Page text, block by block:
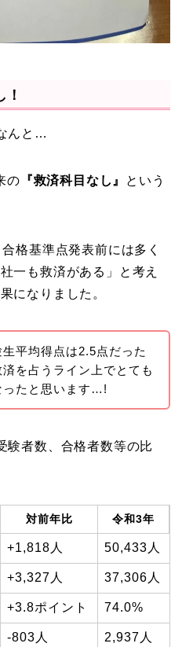
んと…
の 『救済科目なし』
という
格基準点発表前には多く
一も救済がある」と考え
になりました。
平均得点は2.5点だった
を占うライン上でとても
ったと思います…!
験者数、合格者数等の比
対前年比 令和3年
+1,818人 50,433人
+3,327人 37,306人
+3.8ポイント 74.0%
-803人 2,937人